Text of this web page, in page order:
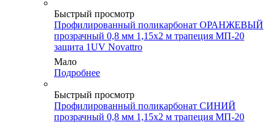
Быстрый просмотр
Профилированный поликарбонат ОРАНЖЕВЫЙ
прозрачный 0,8 мм 1,15х2 м трапеция МП-20
защита 1UV Novattro
Мало
Подробнее
Быстрый просмотр
Профилированный поликарбонат СИНИЙ
прозрачный 0,8 мм 1,15х2 м трапеция МП-20